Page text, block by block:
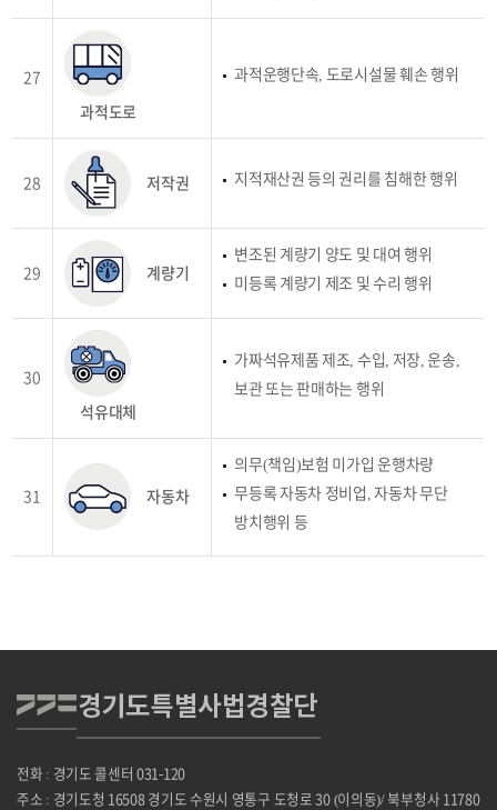
27
과적도로
과적운행단속, 도로시설물 훼손 행위
28 저작권 지적재산권 등의 권리를 침해한 행위
29 계량기
변조된 계량기 양도 및 대여 행위
미등록 계량기 제조 및 수리 행위
30
석유대체
가짜석유제품 제조, 수입, 저장, 운송,
보관 또는 판매하는 행위
31 자동차
의무(책임)보험 미가입 운행차량
무등록 자동차 정비업, 자동차 무단
방치행위 등
전화 : 경기도 콜센터 031-120
주소 : 경기도청 16508 경기도 수원시 영통구 도청로 30 (이의동)/ 북부청사 11780